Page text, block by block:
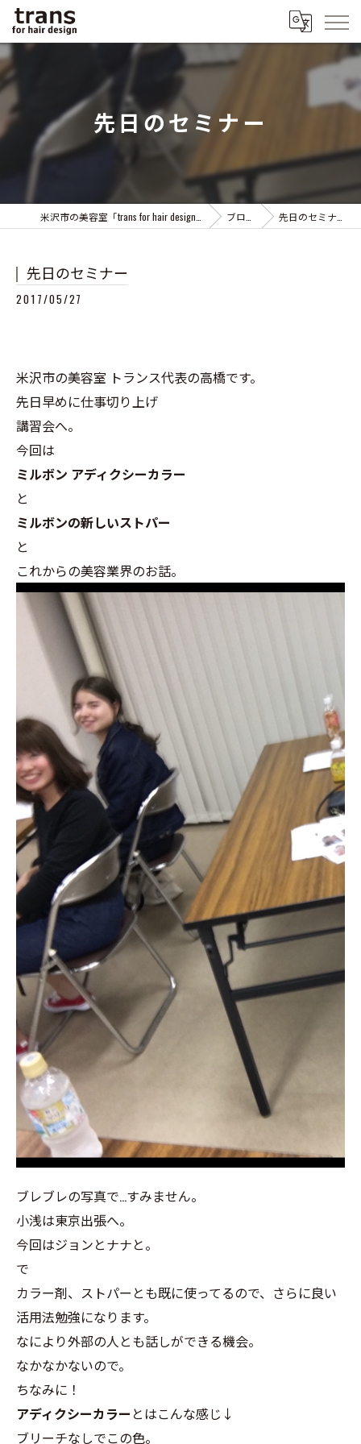
先日のセミナー
ブログ 先日のセミナー
先日のセミナー
2017/05/27
米沢市の美容室 トランス代表の高橋です。
先日早めに仕事切り上げ
講習会へ。
今回は
ミルボン アディクシーカラー
と
ミルボンの新しいストパー
と
これからの美容業界のお話。
ブレブレの写真で…すみません。
小浅は東京出張へ。
今回はジョンとナナと。
で
カラー剤、ストパーとも既に使ってるので、さらに良い
活用法勉強になります。
なにより外部の人とも話しができる機会。
なかなかないので。
ちなみに！
アディクシーカラー とはこんな感じ↓
ブリーチなしでこの色。